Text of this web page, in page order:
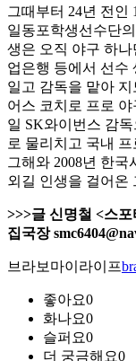
그때부터 24년 전인
일동포학생선수단
생은 오직 야구 하나
업은행 등에서 선수
일고 감독을 맡아 지
어스 코치로 프로
일 SK와이번스 감
로 물리치고 국내
그해와 2008년 한
외길 인생을 걸어온
>>>글 신명철 <스
집국장
브라보마이라이프
좋아요0
화나요0
슬퍼요0
더 궁금해요0